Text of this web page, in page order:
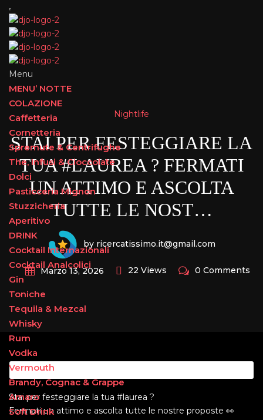
Menu
MENU’ NOTTE
COLAZIONE
Caffetteria
Cornetteria
Spremute & Centrifughe
The, Infusi & Cioccolate
Dolci
Pasticceria Mignon
Stuzzicheria
Aperitivo
DRINK
Cocktail Internazionali
Cocktail Analcolici
Gin
Toniche
Tequila & Mezcal
Whisky
Rum
Vodka
Vermouth
Brandy, Cognac & Grappe
Amaro
Soft Drink
Nightlife
STAI PER FESTEGGIARE LA
TUA #LAUREA ? FERMATI
UN ATTIMO E ASCOLTA
TUTTE LE NOST…
by ricercatissimo.it@gmail.com
Marzo 13, 2026 22 Views 0 Comments
Stai per festeggiare la tua #laurea ?
Fermati un attimo e ascolta tutte le nostre proposte 👀